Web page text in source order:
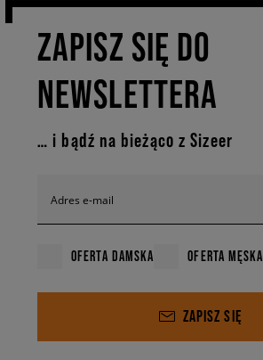
wybór męskich produktów Puma czeka w Sizeer.
ZAPISZ SIĘ DO
NEWSLETTERA
… i bądź na bieżąco z Sizeer
Adres e-mail
OFERTA DAMSKA OFERTA MĘSKA
ZAPISZ SIĘ